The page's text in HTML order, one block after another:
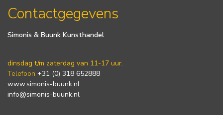
Contactgegevens
Simonis & Buunk Kunsthandel
dinsdag t/m zaterdag van 11-17 uur.
Telefoon +31 (0) 318 652888
www.simonis-buunk.nl
info@simonis-buunk.nl